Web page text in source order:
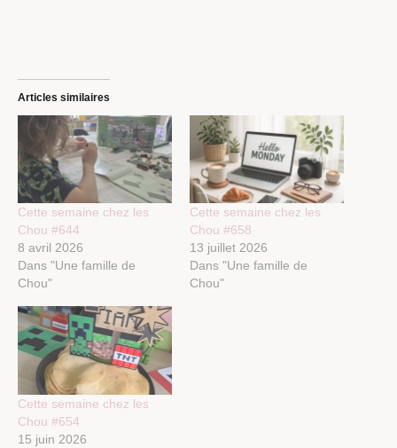
Articles similaires
Cette semaine chez les
Chou #644
8 avril 2026
Dans "Une famille de
Chou"
Cette semaine chez les
Chou #658
13 juillet 2026
Dans "Une famille de
Chou"
Cette semaine chez les
Chou #654
15 juin 2026